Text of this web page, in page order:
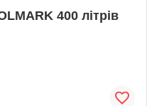
400 літрів